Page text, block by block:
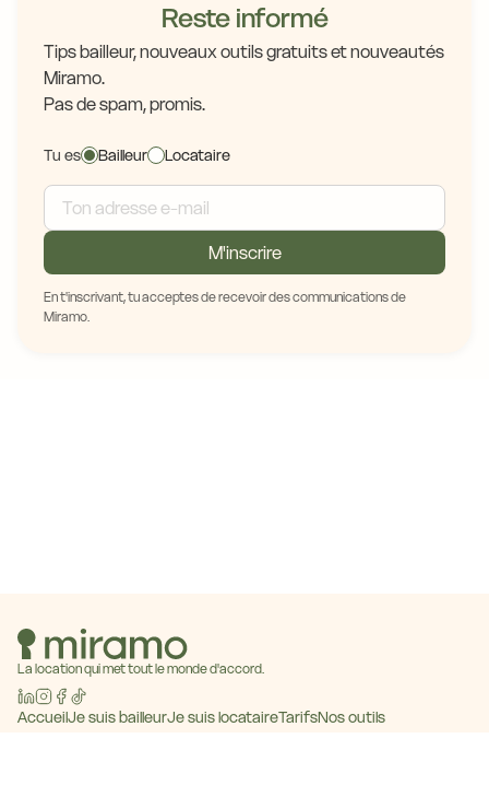
Reste informé
Tips bailleur, nouveaux outils gratuits et nouveautés
Miramo.
Pas de spam, promis.
Tu es Bailleur Locataire
M'inscrire
En t'inscrivant, tu acceptes de recevoir des communications de
Miramo.
La location qui met tout le monde d'accord.
AccueilJe suis bailleurJe suis locataireTarifsNos outils